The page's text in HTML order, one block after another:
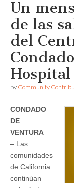
Un
de las
del
Hospital
by Community
CONDADO
DE
VENTURA –
– Las
comunidades
de California
continúan